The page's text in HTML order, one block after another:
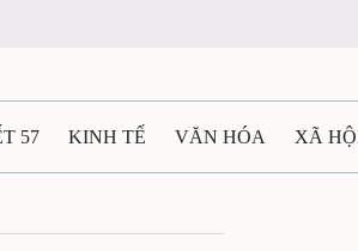
57 KINH TẾ VĂN HÓA XÃ